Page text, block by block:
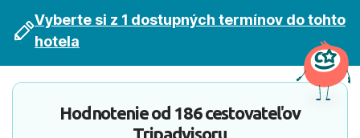
Vyberte si z 1 dostupných termínov do tohto
hotela
Hodnotenie od 186 cestovateľov
Tripadvisoru